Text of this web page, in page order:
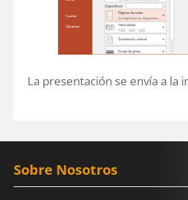
La presentación se envía a la
Sobre Nosotros